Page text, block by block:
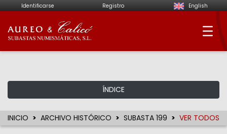
Identificarse Registro English
Aureo & Calicó -
ÍNDICE
INICIO ARCHIVO HISTÓRICO SUBASTA 199 VER TODOS